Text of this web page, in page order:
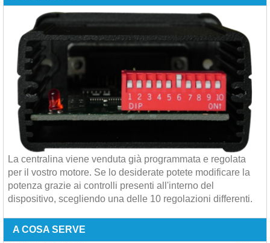
La centralina viene venduta già programmata e regolata
per il vostro motore. Se lo desiderate potete modificare la
potenza grazie ai controlli presenti all'interno del
dispositivo, scegliendo una delle 10 regolazioni differenti.
A COSA SERVE